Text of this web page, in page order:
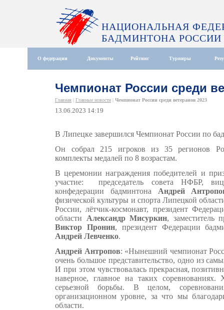
НАЦИОНАЛЬНАЯ
БАДМИНТОНА РОССИИ
О федерации Документы Рейтинг Турниры
Чемпионат России среди
Главная | Главные новости | Чемпионат России среди ветеранов 2023
13.06.2023 14:19
В Липецке завершился Чемпионат России по
Он собрал 215 игроков из 35 регионов
комплекты медалей по 8 возрастам.
В церемонии награждения победителей и
участие: председатель совета НФБР,
конфедерации бадминтона Андрей
физической культуры и спорта Липецкой
России, лётчик-космонавт, президент
области Александр Мисуркин, заместитель
Виктор Пронин, президент Федерации
Андрей Левченко.
Андрей Антропов: «Нынешний чемпионат
очень большое представительство, одно из
И при этом чувствовалась прекрасная,
наверное, главное на таких
серьезной борьбы. В целом,
организационном уровне, за что мы
области.